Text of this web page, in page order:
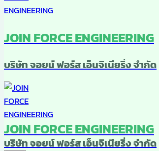
JOIN FORCE ENGINEERING
บริษัท จอยน์ ฟอร์ส เอ็นจิเนียริ่ง จำกัด
JOIN FORCE ENGINEERING
บริษัท จอยน์ ฟอร์ส เอ็นจิเนียริ่ง จำกัด